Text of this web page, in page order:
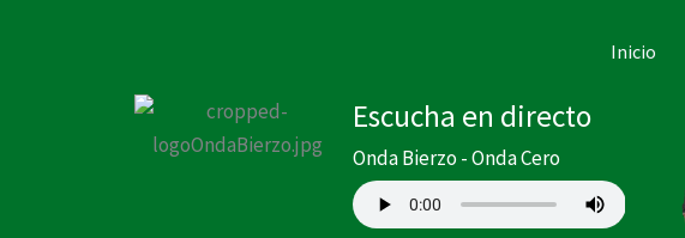
Inicio
Escucha en directo
Onda Bierzo - Onda Cero